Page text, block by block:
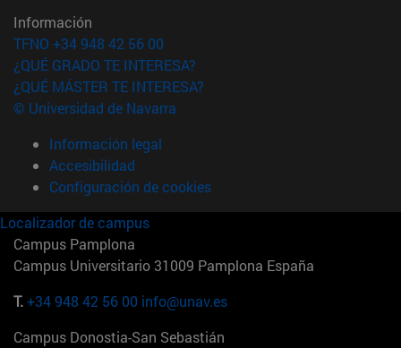
Información
TFNO +34 948 42 56 00
¿QUÉ GRADO TE INTERESA?
¿QUÉ MÁSTER TE INTERESA?
© Universidad de Navarra
Información legal
Accesibilidad
Configuración de cookies
Localizador de campus
Campus Pamplona
Campus Universitario 31009 Pamplona España
T.+34 948 42 56 00 info@unav.es
Campus Donostia-San Sebastián